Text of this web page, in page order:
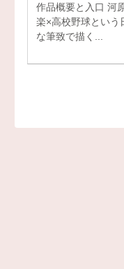
作品概要と入口 河
楽×高校野球という
な筆致で描く...